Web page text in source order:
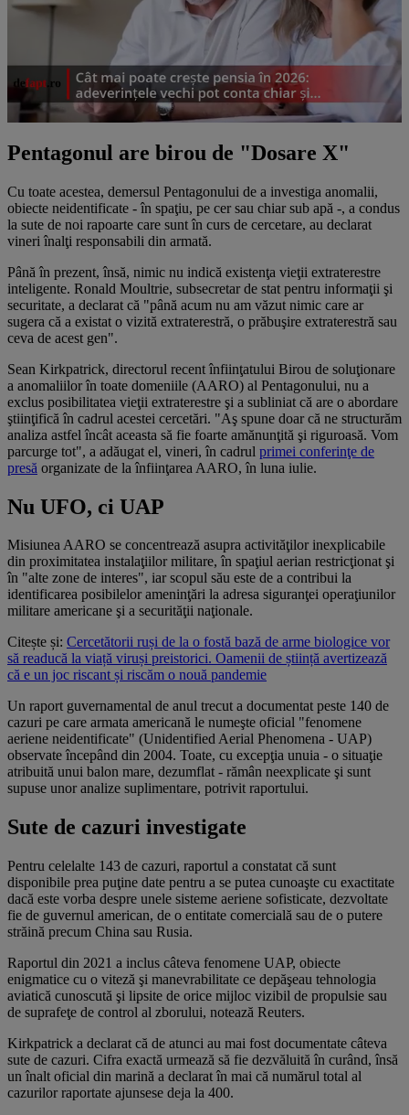
Pentagonul are birou de "Dosare X"
Cu toate acestea, demersul Pentagonului de a investiga anomalii,
obiecte neidentificate - în spaţiu, pe cer sau chiar sub apă -, a condus
la sute de noi rapoarte care sunt în curs de cercetare, au declarat
vineri înalţi responsabili din armată.
Până în prezent, însă, nimic nu indică existenţa vieţii extraterestre
inteligente. Ronald Moultrie, subsecretar de stat pentru informaţii şi
securitate, a declarat că "până acum nu am văzut nimic care ar
sugera că a existat o vizită extraterestră, o prăbuşire extraterestră sau
ceva de acest gen".
Sean Kirkpatrick, directorul recent înfiinţatului Birou de soluţionare
a anomaliilor în toate domeniile (AARO) al Pentagonului, nu a
exclus posibilitatea vieţii extraterestre şi a subliniat că are o abordare
ştiinţifică în cadrul acestei cercetări. "Aş spune doar că ne structurăm
analiza astfel încât aceasta să fie foarte amănunţită şi riguroasă. Vom
parcurge tot", a adăugat el, vineri, în cadrul primei conferinţe de
presă organizate de la înfiinţarea AARO, în luna iulie.
Nu UFO, ci UAP
Misiunea AARO se concentrează asupra activităţilor inexplicabile
din proximitatea instalaţiilor militare, în spaţiul aerian restricţionat şi
în "alte zone de interes", iar scopul său este de a contribui la
identificarea posibilelor ameninţări la adresa siguranţei operaţiunilor
militare americane şi a securităţii naţionale.
Citește și: Cercetătorii ruși de la o fostă bază de arme biologice vor
să readucă la viață viruși preistorici. Oamenii de știință avertizează
că e un joc riscant și riscăm o nouă pandemie
Un raport guvernamental de anul trecut a documentat peste 140 de
cazuri pe care armata americană le numeşte oficial "fenomene
aeriene neidentificate" (Unidentified Aerial Phenomena - UAP)
observate începând din 2004. Toate, cu excepţia unuia - o situaţie
atribuită unui balon mare, dezumflat - rămân neexplicate şi sunt
supuse unor analize suplimentare, potrivit raportului.
Sute de cazuri investigate
Pentru celelalte 143 de cazuri, raportul a constatat că sunt
disponibile prea puţine date pentru a se putea cunoaşte cu exactitate
dacă este vorba despre unele sisteme aeriene sofisticate, dezvoltate
fie de guvernul american, de o entitate comercială sau de o putere
străină precum China sau Rusia.
Raportul din 2021 a inclus câteva fenomene UAP, obiecte
enigmatice cu o viteză şi manevrabilitate ce depăşeau tehnologia
aviatică cunoscută şi lipsite de orice mijloc vizibil de propulsie sau
de suprafeţe de control al zborului, notează Reuters.
Kirkpatrick a declarat că de atunci au mai fost documentate câteva
sute de cazuri. Cifra exactă urmează să fie dezvăluită în curând, însă
un înalt oficial din marină a declarat în mai că numărul total al
cazurilor raportate ajunsese deja la 400.